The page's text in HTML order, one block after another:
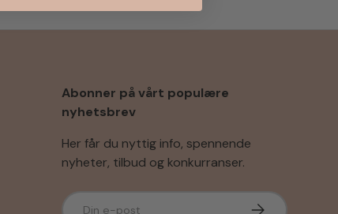
Abonner på vårt populære
nyhetsbrev
Her får du nyttig info, spennende
nyheter, tilbud og konkurranser.
E-post Abonner